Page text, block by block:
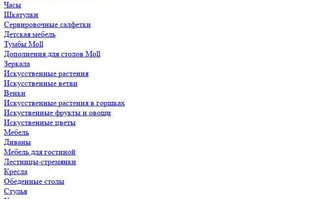
Часы
Шкатулки
Сервировочные салфетки
Детская мебель
Тумбы Moll
Дополнения для столов Moll
Зеркала
Искусственные растения
Искусственные ветви
Венки
Искусственные растения в горшках
Искуственные фрукты и овощи
Искуственные цветы
Мебель
Диваны
Мебель для гостиной
Лестницы-стремянки
Кресла
Обеденные столы
Стулья